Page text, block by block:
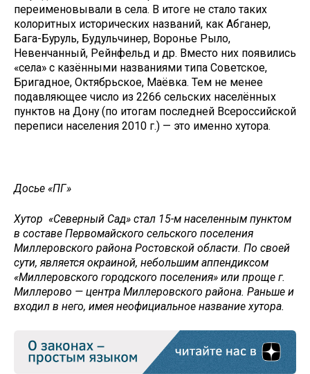
переименовывали в села. В итоге не стало таких
колоритных исторических названий, как Абганер,
Бага-Буруль, Будульчинер, Воронье Рыло,
Невенчанный, Рейнфельд и др. Вместо них появились
«села» с казёнными названиями типа Советское,
Бригадное, Октябрьское, Маёвка. Тем не менее
подавляющее число из 2266 сельских населённых
пунктов на Дону (по итогам последней Всероссийской
переписи населения 2010 г.) — это именно хутора.
Досье «ПГ»
Хутор «Северный Сад» стал 15-м населенным пунктом
в составе Первомайского сельского поселения
Миллеровского района Ростовской области. По своей
сути, является окраиной, небольшим аппендиксом
«Миллеровского городского поселения» или проще г.
Миллерово — центра Миллеровского района. Раньше и
входил в него, имея неофициальное название хутора.